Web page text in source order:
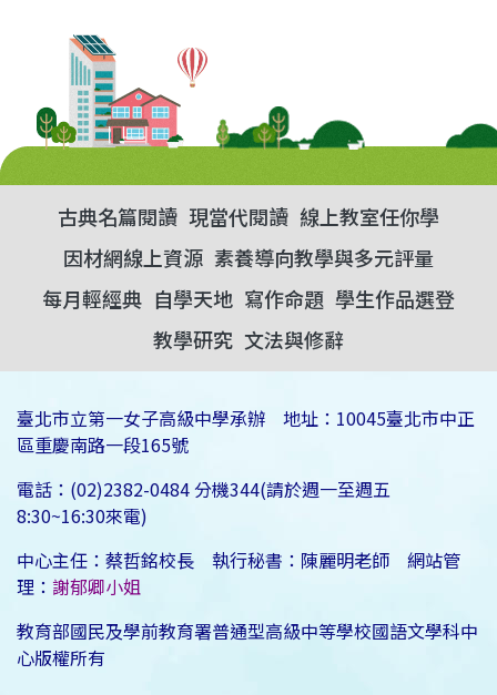
古典名篇閱讀 現當代閱讀 線上教室任你學
因材網線上資源 素養導向教學與多元評量
每月輕經典 自學天地 寫作命題 學生作品選登
教學研究 文法與修辭
臺北市立第一女子高級中學承辦 地址：10045臺北市中正
區重慶南路一段165號
電話：(02)2382-0484 分機344(請於週一至週五
8:30~16:30來電)
中心主任：蔡哲銘校長 執行秘書：陳麗明老師 網站管
理： 謝郁卿小姐
教育部國民及學前教育署普通型高級中等學校國語文學科中
心版權所有